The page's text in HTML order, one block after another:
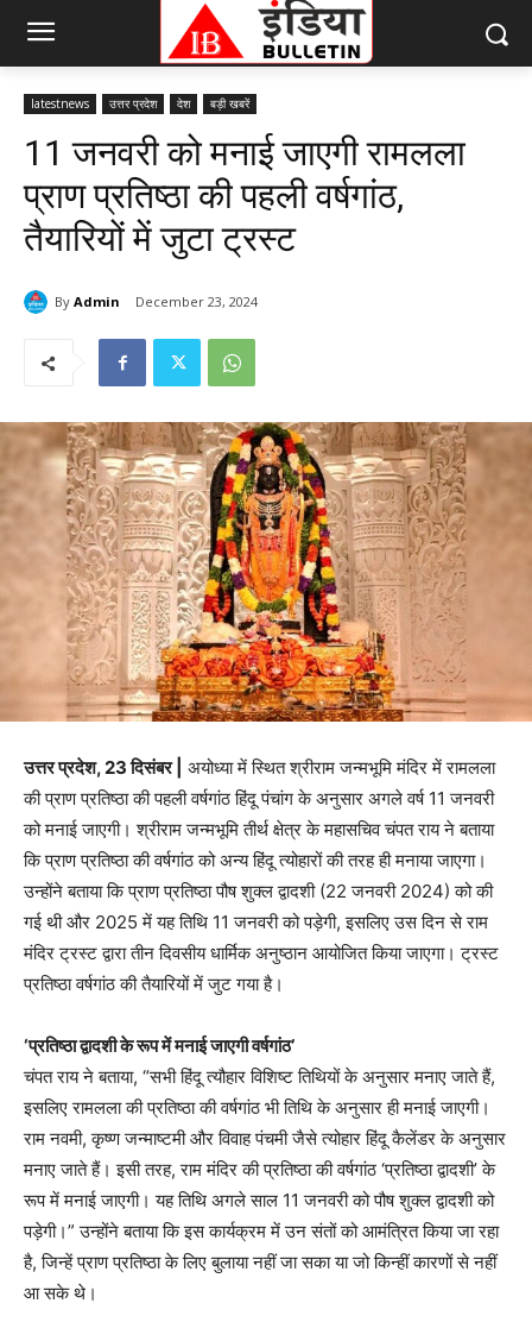
latestnews उत्तर प्रदेश देश बड़ी खबरें
11 जनवरी को मनाई जाएगी रामलला
प्राण प्रतिष्ठा की पहली वर्षगांठ,
तैयारियों में जुटा ट्रस्ट
By Admin December 23, 2024
उत्तर प्रदेश, 23 दिसंबर |
अयोध्या में स्थित श्रीराम जन्मभूमि मंदिर में रामलला
की प्राण प्रतिष्ठा की पहली वर्षगांठ हिंदू पंचांग के अनुसार अगले वर्ष 11 जनवरी
को मनाई जाएगी। श्रीराम जन्मभूमि तीर्थ क्षेत्र के महासचिव चंपत राय ने बताया
कि प्राण प्रतिष्ठा की वर्षगांठ को अन्य हिंदू त्योहारों की तरह ही मनाया जाएगा।
उन्होंने बताया कि प्राण प्रतिष्ठा पौष शुक्ल द्वादशी (22 जनवरी 2024) को की
गई थी और 2025 में यह तिथि 11 जनवरी को पड़ेगी, इसलिए उस दिन से राम
मंदिर ट्रस्ट द्वारा तीन दिवसीय धार्मिक अनुष्ठान आयोजित किया जाएगा। ट्रस्ट
प्रतिष्ठा वर्षगांठ की तैयारियों में जुट गया है।
‘प्रतिष्ठा द्वादशी के रूप में मनाई जाएगी वर्षगांठ’
चंपत राय ने बताया, “सभी हिंदू त्यौहार विशिष्ट तिथियों के अनुसार मनाए जाते हैं,
इसलिए रामलला की प्रतिष्ठा की वर्षगांठ भी तिथि के अनुसार ही मनाई जाएगी।
राम नवमी, कृष्ण जन्माष्टमी और विवाह पंचमी जैसे त्योहार हिंदू कैलेंडर के अनुसार
मनाए जाते हैं। इसी तरह, राम मंदिर की प्रतिष्ठा की वर्षगांठ ‘प्रतिष्ठा द्वादशी’ के
रूप में मनाई जाएगी। यह तिथि अगले साल 11 जनवरी को पौष शुक्ल द्वादशी को
पड़ेगी।” उन्होंने बताया कि इस कार्यक्रम में उन संतों को आमंत्रित किया जा रहा
है, जिन्हें प्राण प्रतिष्ठा के लिए बुलाया नहीं जा सका या जो किन्हीं कारणों से नहीं
आ सके थे।